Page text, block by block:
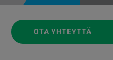
OTA YHTEYTTÄ